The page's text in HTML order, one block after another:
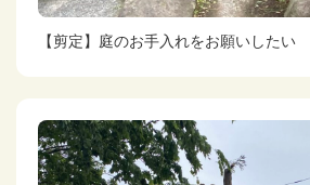
【剪定】庭のお手入れをお願いしたい